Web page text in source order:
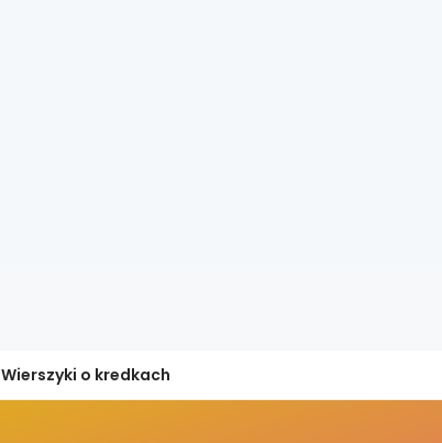
Wierszyki o kredkach